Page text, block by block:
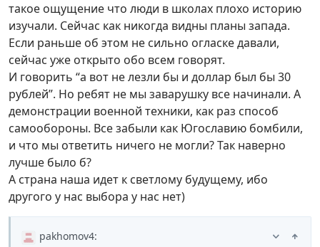
такое ощущение что люди в школах плохо историю
изучали. Сейчас как никогда видны планы запада.
Если раньше об этом не сильно огласке давали,
сейчас уже открыто обо всем говорят.
И говорить “а вот не лезли бы и доллар был бы 30
рублей”. Но ребят не мы заварушку все начинали. А
демонстрации военной техники, как раз способ
самообороны. Все забыли как Югославию бомбили,
и что мы ответить ничего не могли? Так наверно
лучше было б?
А страна наша идет к светлому будущему, ибо
другого у нас выбора у нас нет)
pakhomov4: